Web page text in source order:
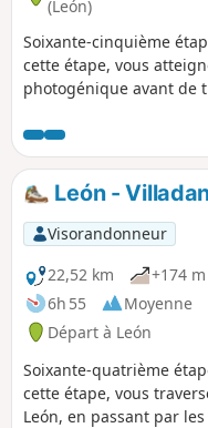
(León)
Soixante-cinquième
cette étape, vous
photogénique avant de
imposant mur
rappellent le passé
León -
Visorandonneur
22,52 km
+174 m
6h 55
Moyenne
Départ à León
Soixante-quatrième
cette étape, vous
León, en passant par